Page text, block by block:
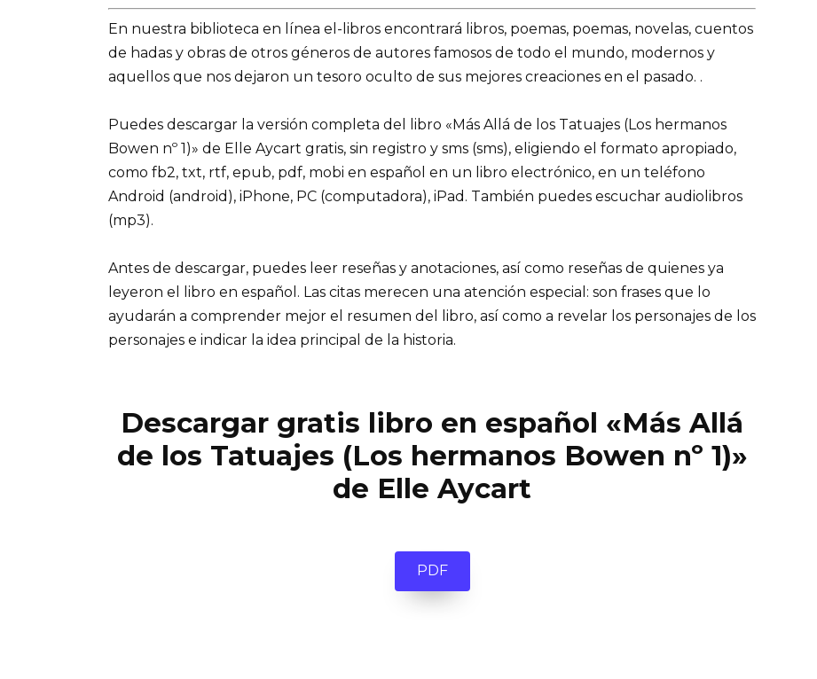
En nuestra biblioteca en línea el-libros encontrará libros, poemas, poemas, novelas, cuentos
de hadas y obras de otros géneros de autores famosos de todo el mundo, modernos y
aquellos que nos dejaron un tesoro oculto de sus mejores creaciones en el pasado. .
Puedes descargar la versión completa del libro «Más Allá de los Tatuajes (Los hermanos
Bowen nº 1)» de Elle Aycart gratis, sin registro y sms (sms), eligiendo el formato apropiado,
como fb2, txt, rtf, epub, pdf, mobi en español en un libro electrónico, en un teléfono
Android (android), iPhone, PC (computadora), iPad. También puedes escuchar audiolibros
(mp3).
Antes de descargar, puedes leer reseñas y anotaciones, así como reseñas de quienes ya
leyeron el libro en español. Las citas merecen una atención especial: son frases que lo
ayudarán a comprender mejor el resumen del libro, así como a revelar los personajes de los
personajes e indicar la idea principal de la historia.
Descargar gratis libro en español «Más Allá
de los Tatuajes (Los hermanos Bowen nº 1)»
de Elle Aycart
PDF